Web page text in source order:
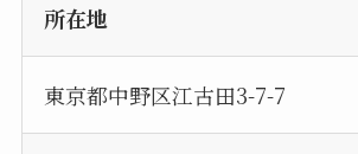
所在地
東京都中野区江古田3-7-7